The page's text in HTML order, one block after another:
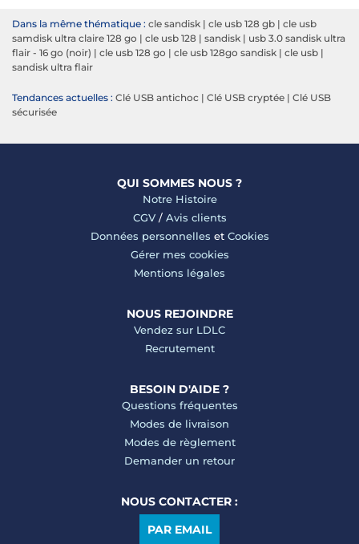
Dans la même thématique : cle sandisk | cle usb 128 gb | cle usb
samdisk ultra claire 128 go | cle usb 128 | sandisk | usb 3.0 sandisk ultra
flair - 16 go (noir) | cle usb 128 go | cle usb 128go sandisk | cle usb |
sandisk ultra flair
Tendances actuelles : Clé USB antichoc | Clé USB cryptée | Clé USB
sécurisée
QUI SOMMES NOUS ?
Notre Histoire
CGV/ Avis clients
Données personnelles et Cookies
Gérer mes cookies
Mentions légales
NOUS REJOINDRE
Vendez sur LDLC
Recrutement
BESOIN D'AIDE ?
Questions fréquentes
Modes de livraison
Modes de règlement
Demander un retour
NOUS CONTACTER :
PAR EMAIL